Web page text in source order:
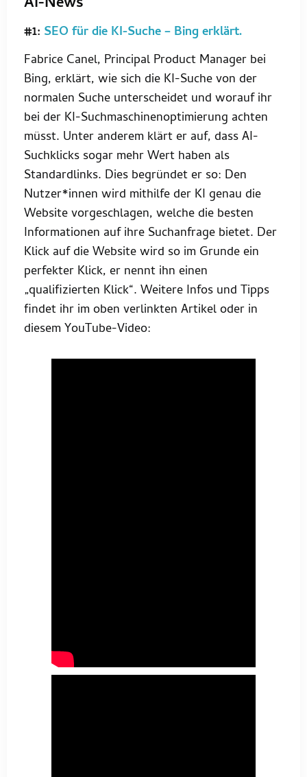
#1: SEO für die KI-Suche – Bing erklärt.
Fabrice Canel, Principal Product Manager bei
Bing, erklärt, wie sich die KI-Suche von der
normalen Suche unterscheidet und worauf ihr
bei der KI-Suchmaschinenoptimierung achten
müsst. Unter anderem klärt er auf, dass AI-
Suchklicks sogar mehr Wert haben als
Standardlinks. Dies begründet er so: Den
Nutzer*innen wird mithilfe der KI genau die
Website vorgeschlagen, welche die besten
Informationen auf ihre Suchanfrage bietet. Der
Klick auf die Website wird so im Grunde ein
perfekter Klick, er nennt ihn einen
„qualifizierten Klick“. Weitere Infos und Tipps
findet ihr im oben verlinkten Artikel oder in
diesem YouTube-Video: